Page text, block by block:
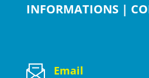
INFORMATIONS |
Email